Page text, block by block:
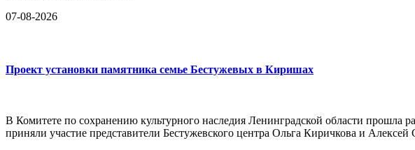
07-08-2026
Проект установки памятника семье Бестужевых в Киришах
В Комитете по сохранению культурного наследия Ленинградской области прошла
приняли участие представители Бестужевского центра Ольга Киричкова и